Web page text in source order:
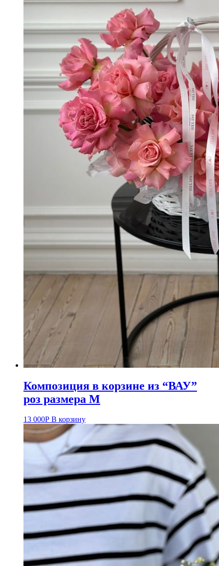
Композиция в корзине из “ВАУ”
роз размера М
13 000Р В корзину